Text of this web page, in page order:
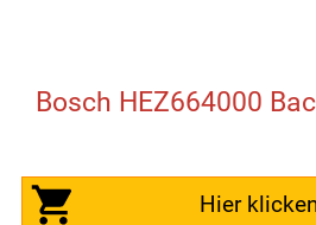
Bosch HEZ664000
Hier